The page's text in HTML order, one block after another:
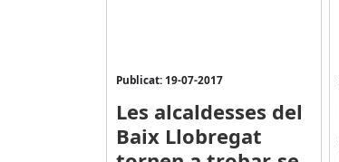
Publicat: 19-07-2017
Les alcaldesses del
Baix Llobregat